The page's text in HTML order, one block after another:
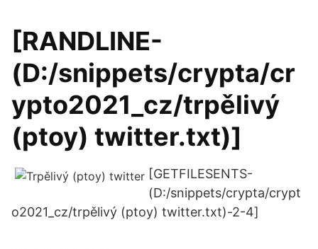
[RANDLINE-
(D:/snippets/crypta/cr
ypto2021_cz/trpělivý
(ptoy) twitter.txt)]
[GETFILESENTS-
(D:/snippets/crypta/crypt
o2021_cz/trpělivý (ptoy) twitter.txt)-2-4]